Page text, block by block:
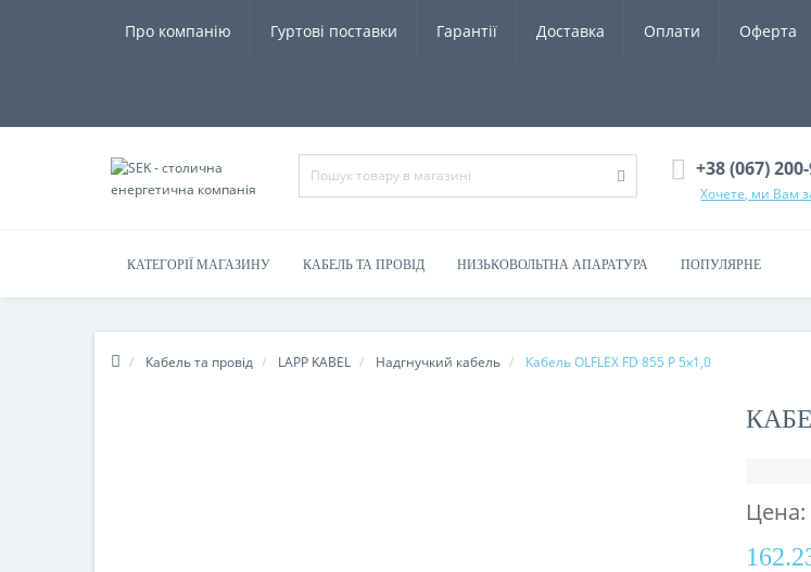
Про компанію Гуртові поставки Гарантії Доставка Оплати Оферта
+38 (067)
Хочете, ми Вам
КАТЕГОРІЇ МАГАЗИНУ КАБЕЛЬ ТА ПРОВІД НИЗЬКОВОЛЬТНА АПАРАТУРА ПОПУЛЯРНЕ
Кабель та провід LAPP KABEL Надгнучкий кабель Кабель OLFLEX FD 855 P 5x1,0
Цена: